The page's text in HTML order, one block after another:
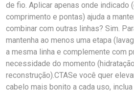
de fio. Aplicar apenas onde indicado
comprimento e pontas) ajuda a
combinar com outras linhas? Sim.
mantenha ao menos uma etapa
a mesma linha e complemente com
necessidade do momento
reconstrução).CTASe você quer
cabelo mais bonito a cada uso,